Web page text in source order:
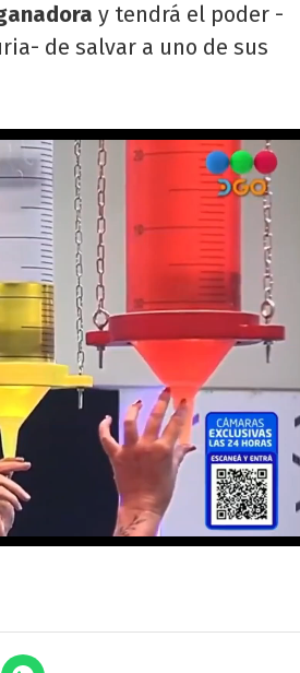
y tendrá el poder -
de salvar a uno de sus